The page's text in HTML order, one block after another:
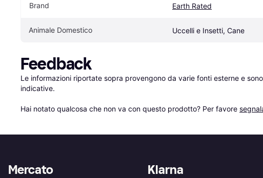
Brand Earth Rated
Animale Domestico Uccelli e Insetti, Cane
Feedback
Le informazioni riportate sopra provengono da varie fonti esterne e
indicative.
Hai notato qualcosa che non va con questo prodotto? Per favore
Klarna
Mercato